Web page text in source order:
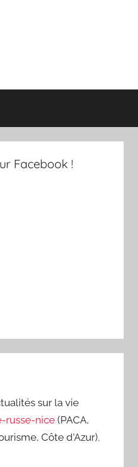
Facebook !
sur la vie
russe-nice(PACA,
Côte d'Azur).